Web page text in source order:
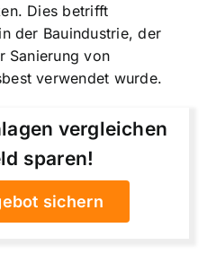
Dies betrifft
der Bauindustrie, der
Sanierung von
verwendet wurde.
vergleichen
sparen!
sichern